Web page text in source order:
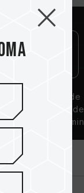
Solución de
disipación de
calor de